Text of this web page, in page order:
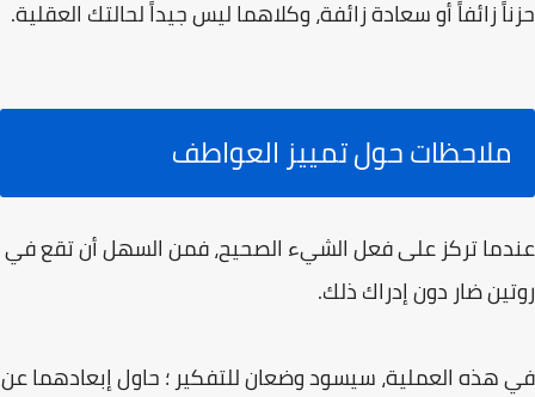
حزناً زائفاً أو سعادة زائفة، وكلاھما لیس جیداً لحالتك العقلیة.
ملاحظات حول تمييز العواطف
عندما تركز على فعل الشيء الصحیح، فمن السھل أن تقع في
روتین ضار دون إدراك ذلك.
في ھذه العملیة، سیسود وضعان للتفكیر ؛ حاول إبعادھما عن